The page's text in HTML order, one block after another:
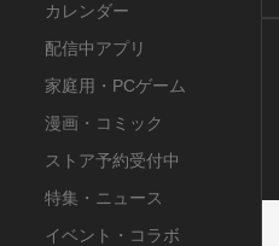
カレンダー
配信中アプリ
家庭用・PCゲーム
漫画・コミック
ストア予約受付中
特集・ニュース
イベント・コラボ